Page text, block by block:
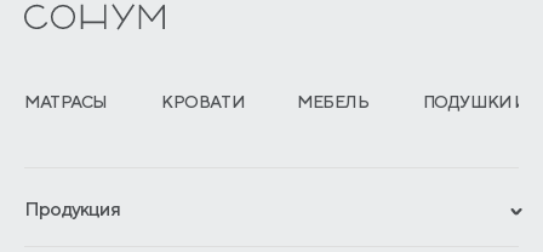
МАТРАСЫ КРОВАТИ МЕБЕЛЬ ПОДУШКИ И
Продукция